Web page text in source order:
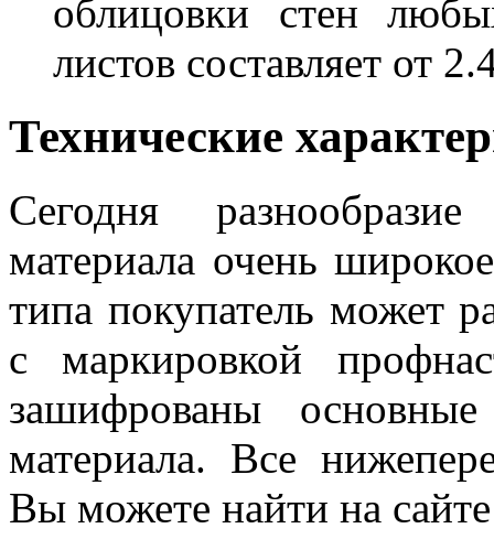
облицовки стен
листов составляет от
Технические
Сегодня
материала очень
типа покупатель может
с маркировкой
зашифрованы основные
материала. Все
Вы можете найти на